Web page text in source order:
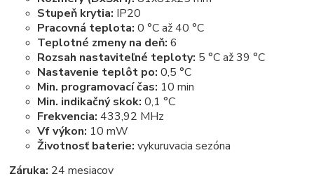
Stupeň krytia: IP20
Pracovná teplota:0 °C až 40 °C
Teplotné zmeny na deň:6
Rozsah nastaviteľné teploty: 5 °C až 39 °C
Nastavenie teplôt po:0,5 °C
Min. programovací čas: 10 min
Min. indikačný skok:0,1 °C
Frekvencia:433,92 MHz
Vf výkon: 10 mW
Životnosť baterie:vykuruvacia sezóna
Záruka: 24 mesiacov